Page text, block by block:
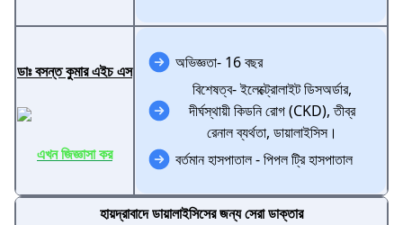
ডাঃ বসন্ত কুমার এইচ এস
এখন জিজ্ঞাসা কর
অভিজ্ঞতা- 16 বছর
বিশেষত্ব- ইলেক্ট্রোলাইট ডিসঅর্ডার,
দীর্ঘস্থায়ী কিডনি রোগ (CKD), তীব্র
রেনাল ব্যর্থতা, ডায়ালাইসিস।
বর্তমান হাসপাতাল - পিপল ট্রি হাসপাতাল
হায়দ্রাবাদে ডায়ালাইসিসের জন্য সেরা ডাক্তার